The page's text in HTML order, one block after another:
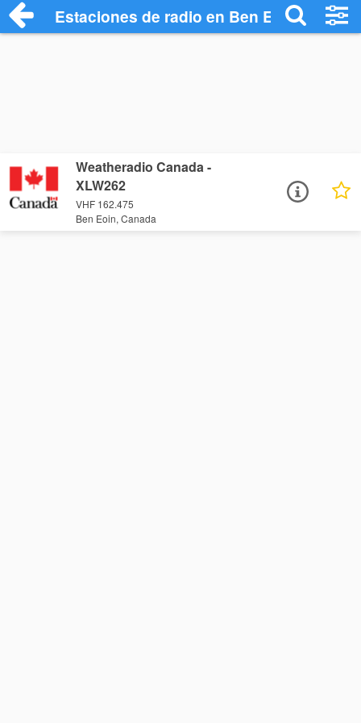
Estaciones de radio en Ben Eoin -
Weatheradio Canada -
XLW262
VHF 162.475
Ben Eoin, Canada